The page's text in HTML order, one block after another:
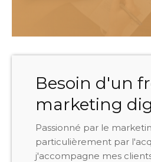
Besoin d'un
marketing
Passionné par le
particulièrement par
j'accompagne mes